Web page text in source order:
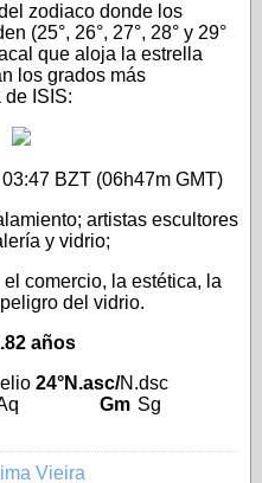
zodiaco donde los
(25°, 26°, 27°, 28° y 29°
que aloja la estrella
los grados más
de ISIS:
BZT (06h47m GMT)
artistas escultores
y vidrio;
comercio, la estética, la
del vidrio.
años
24°N.asc/N.dsc
Gm Sg
Vieira